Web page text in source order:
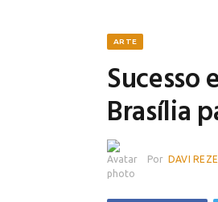
ARTE
Sucesso
Brasília
Por DAVI